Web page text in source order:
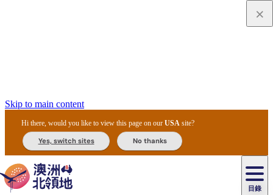
Skip to main content
Hi there, would you like to view this page on ourUSA site?
Yes, switch sites No thanks
目錄